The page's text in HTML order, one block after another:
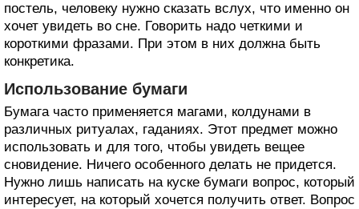
постель, человеку нужно сказать вслух, что именно он
хочет увидеть во сне. Говорить надо четкими и
короткими фразами. При этом в них должна быть
конкретика.
Использование бумаги
Бумага часто применяется магами, колдунами в
различных ритуалах, гаданиях. Этот предмет можно
использовать и для того, чтобы увидеть вещее
сновидение. Ничего особенного делать не придется.
Нужно лишь написать на куске бумаги вопрос, который
интересует, на который хочется получить ответ. Вопрос